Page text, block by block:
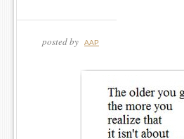
posted by AAP